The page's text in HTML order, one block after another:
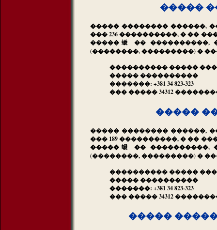
�����
����� �������� ������,
��� 236 ����������, � ��
�����螔 �� ����������,
(��������, ���������) �
���������� �����
����� ����������
�������: +381 34 823-323
��� ����� 34312
�����
����� �������� ������,
��� 189 ����������, � ��
�����螔 �� ����������,
(��������, ���������) �
���������� �����
����� ����������
�������: +381 34 823-323
��� ����� 34312
�����